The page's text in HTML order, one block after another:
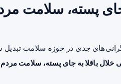
پسته، سلامت
جدی درحوزه سلامت
باقلا به جای پسته، سلامت مردم،